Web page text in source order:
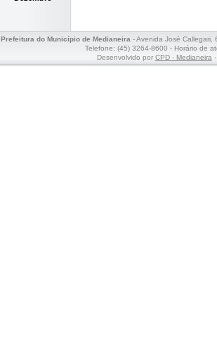
Prefeitura do Município de Medianeira- Avenida José Callegari,
Telefone: (45) 3264-8600 - Horário de
Desenvolvido por CPD - Medianeira-